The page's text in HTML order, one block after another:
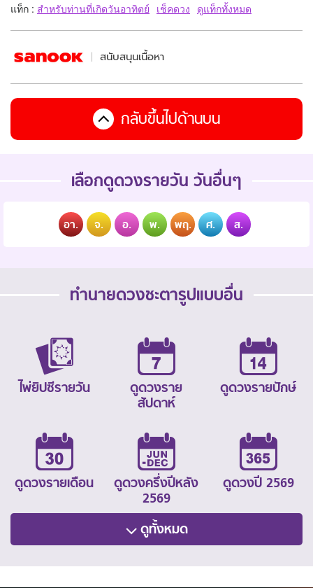
แท็ก : สำหรับท่านที่เกิดวันอาทิตย์ เช็คดวง ดูแท็กทั้งหมด
สนับสนุนเนื้อหา
กลับขึ้นไปด้านบน
เลือกดูดวงรายวัน วันอื่นๆ
อา. จ. อ. พ. พฤ. ศ. ส.
ทำนายดวงชะตารูปแบบอื่น
ไพ่ยิปซีรายวัน
ดูดวงราย
สัปดาห์
ดูดวงรายปักษ์
ดูดวงรายเดือน
ดูดวงครึ่งปีหลัง
2569
ดูดวงปี 2569
ดูทั้งหมด